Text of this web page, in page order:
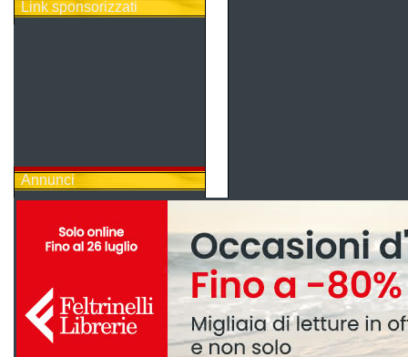
Link sponsorizzati
Annunci